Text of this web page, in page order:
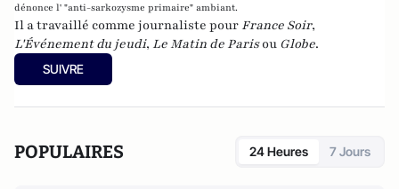
dénonce l' "anti-sarkozysme primaire" ambiant.
Il a travaillé comme journaliste pour France Soir,
L'Événement du jeudi, Le Matin de Parisou Globe.
SUIVRE
POPULAIRES 24 Heures 7 Jours